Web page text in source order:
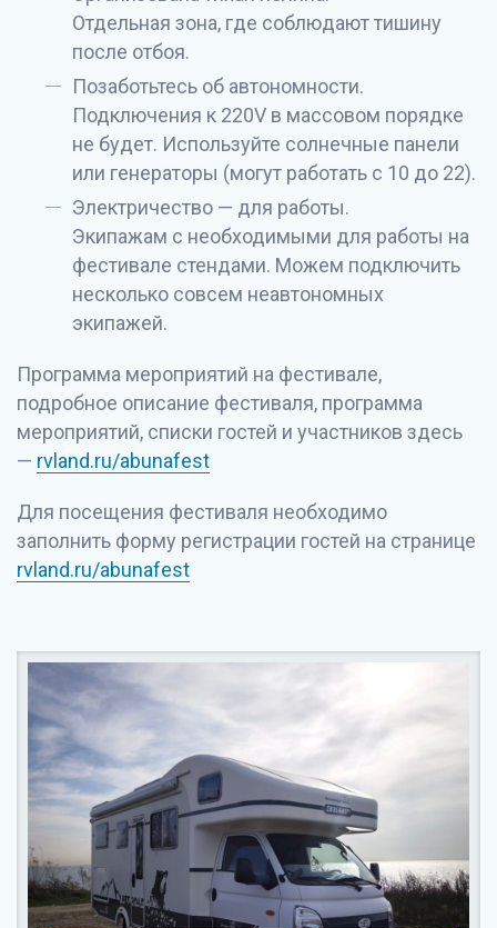
Отдельная зона, где соблюдают тишину
после отбоя.
Позаботьтесь об автономности.
Подключения к 220V в массовом порядке
не будет. Используйте солнечные панели
или генераторы (могут работать с 10 до 22).
Электричество — для работы.
Экипажам с необходимыми для работы на
фестивале стендами. Можем подключить
несколько совсем неавтономных
экипажей.
Программа мероприятий на фестивале,
подробное описание фестиваля, программа
мероприятий, списки гостей и участников здесь
— rvland.ru/abunafest
Для посещения фестиваля необходимо
заполнить форму регистрации гостей на странице
rvland.ru/abunafest